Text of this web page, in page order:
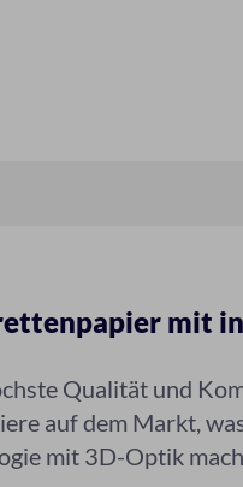
mit
Qualität und
auf dem Markt,
mit 3D-Optik